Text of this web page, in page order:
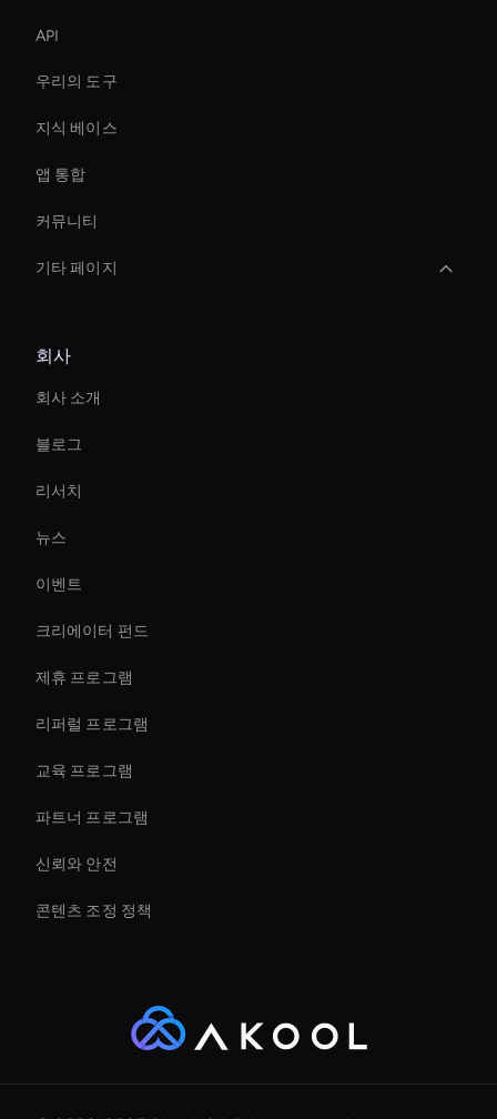
API
우리의 도구
지식 베이스
앱 통합
커뮤니티
기타 페이지
Interactive Product Demo Ai
Zoom Ai Avatar
Smart Ai Avatar
Holographic Virtual Assistant
Virtual Camera Ai
Live Streaming Avatar
How To Create A Live Ai Avatar
회사
회사 소개
블로그
리서치
뉴스
이벤트
크리에이터 펀드
제휴 프로그램
리퍼럴 프로그램
교육 프로그램
파트너 프로그램
신뢰와 안전
콘텐츠 조정 정책